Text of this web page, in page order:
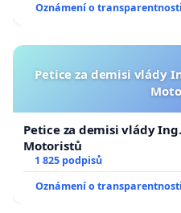
Oznámení o transparentnosti
Petice za demisi vlády
Petice za demisi vlády
Motoristů
1 825 podpisů
Oznámení o transparentnosti